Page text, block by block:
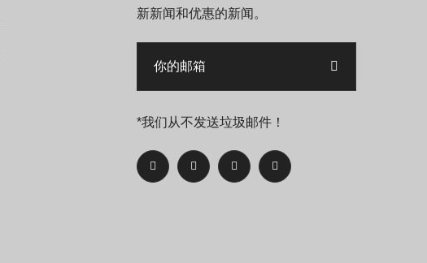
新新闻和优惠的新闻。
*我们从不发送垃圾邮件！